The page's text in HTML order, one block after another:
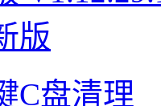
C盘清理